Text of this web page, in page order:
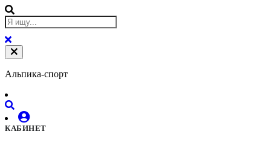
Альпика-спорт
КАБИНЕТ